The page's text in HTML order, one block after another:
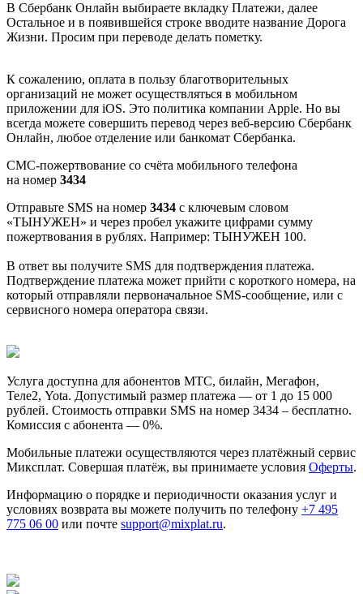
В Сбербанк Онлайн выбираете вкладку Платежи, далее
Остальное и в появившейся строке вводите название Дорога
Жизни. Просим при переводе делать пометку.
К сожалению, оплата в пользу благотворительных
организаций не может осуществляться в мобильном
приложении для iOS. Это политика компании Apple. Но вы
всегда можете совершить перевод через веб-версию Сбербанк
Онлайн, любое отделение или банкомат Сбербанка.
СМС-пожертвование со счёта мобильного телефона
на номер 3434
Отправьте SMS на номер 3434 с ключевым словом
«ТЫНУЖЕН» и через пробел укажите цифрами сумму
пожертвования в рублях. Например: ТЫНУЖЕН 100.
В ответ вы получите SMS для подтверждения платежа.
Подтверждение платежа может прийти с короткого номера, на
который отправляли первоначальное SMS-сообщение, или с
сервисного номера оператора связи.
Услуга доступна для абонентов МТС, билайн, Мегафон,
Теле2, Yota. Допустимый размер платежа — от 1 до 15 000
рублей. Стоимость отправки SMS на номер 3434 – бесплатно.
Комиссия с абонента — 0%.
Мобильные платежи осуществляются через платёжный сервис
Миксплат. Совершая платёж, вы принимаете условия Оферты.
Информацию о порядке и периодичности оказания услуг и
условиях возврата вы можете получить по телефону +7 495
775 06 00 или почте support@mixplat.ru.